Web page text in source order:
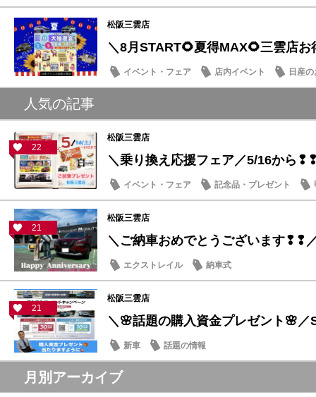
松阪三雲店
＼8月START🌻夏得MAX🌻三雲店お
イベント・フェア 店内イベント 日産
人気の記事
22
松阪三雲店
＼乗り換え応援フェア／5/16から
イベント・フェア 記念品・プレゼント
21
松阪三雲店
＼ご納車おめでとうございます❢❢
エクストレイル 納車式
21
松阪三雲店
＼🌸話題の購入資金プレゼント🌸／
新車 話題の情報
月別アーカイブ